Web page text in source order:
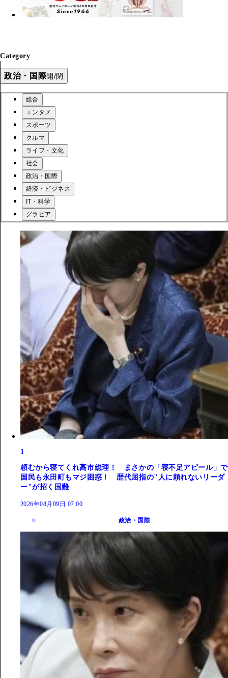
Category
政治・国際開/閉
総合
エンタメ
スポーツ
クルマ
ライフ・文化
社会
政治・国際
経済・ビジネス
IT・科学
グラビア
1
頼むから寝てくれ高市総理！ まさかの「寝不足アピール」で
国民も永田町もマジ困惑！ 歴代屈指の"人に頼れないリーダ
ー"が招く国難
2026年08月09日 07:00
政治・国際